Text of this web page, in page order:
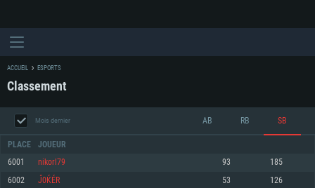
ACCUEIL ESPORTS
Classement
Mois dernier AB RB SB
PLACE JOUEUR
6001 nikorl79 93 185
6002 Ĵ0ЌÉR 53 126